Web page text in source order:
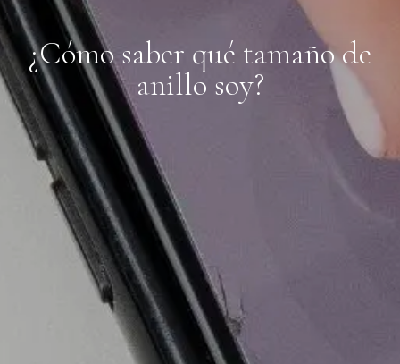
¿Cómo saber qué tamaño de
anillo soy?